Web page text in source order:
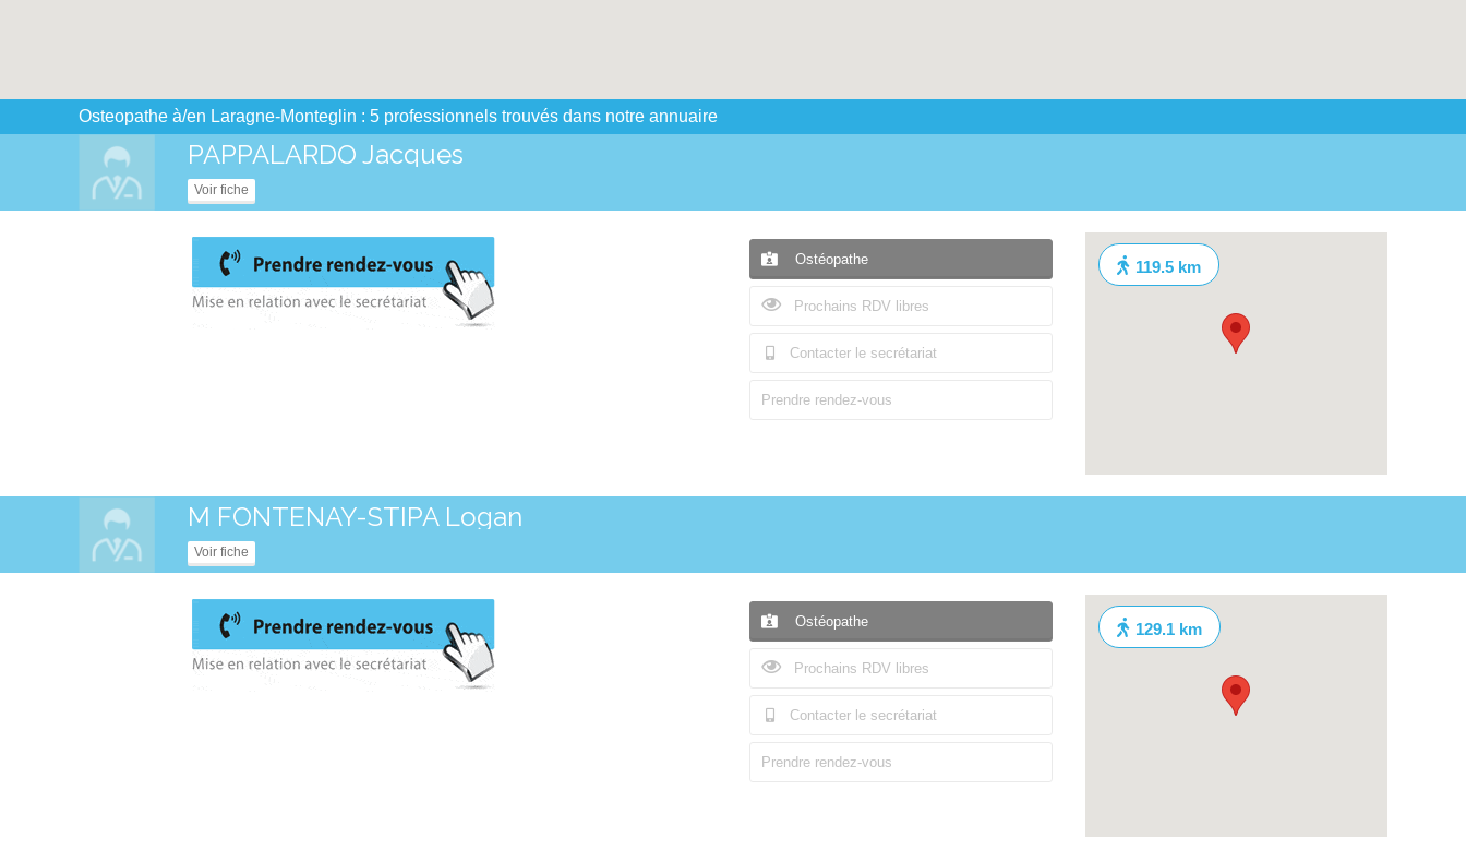
Osteopathe à/en Laragne-Monteglin : 5 professionnels trouvés dans notre annuaire
PAPPALARDO Jacques
Voir fiche
Ostéopathe
Prochains RDV libres
Contacter le secrétariat
Prendre rendez-vous
119.5 km
M FONTENAY-STIPA Logan
Voir fiche
Ostéopathe
Prochains RDV libres
Contacter le secrétariat
Prendre rendez-vous
129.1 km